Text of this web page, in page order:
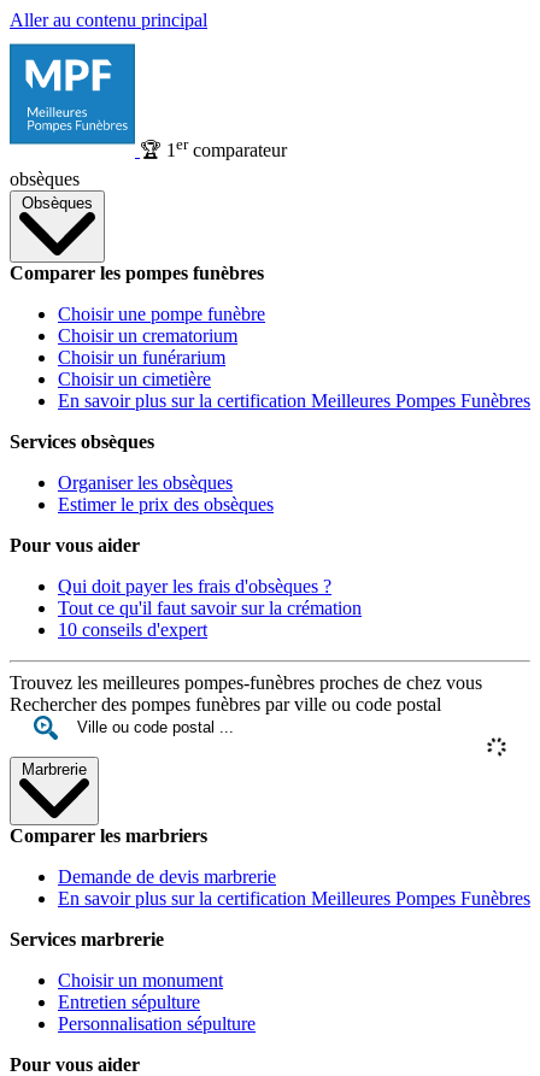
Aller au contenu principal
🏆 1 ercomparateur
obsèques
Obsèques
Comparer les pompes funèbres
Choisir une pompe funèbre
Choisir un crematorium
Choisir un funérarium
Choisir un cimetière
En savoir plus sur la certification Meilleures Pompes Funèbres
Services obsèques
Organiser les obsèques
Estimer le prix des obsèques
Pour vous aider
Qui doit payer les frais d'obsèques ?
Tout ce qu'il faut savoir sur la crémation
10 conseils d'expert
Trouvez les meilleures pompes-funèbres proches de chez vous
Rechercher des pompes funèbres par ville ou code postal
Marbrerie
Comparer les marbriers
Demande de devis marbrerie
En savoir plus sur la certification Meilleures Pompes Funèbres
Services marbrerie
Choisir un monument
Entretien sépulture
Personnalisation sépulture
Pour vous aider